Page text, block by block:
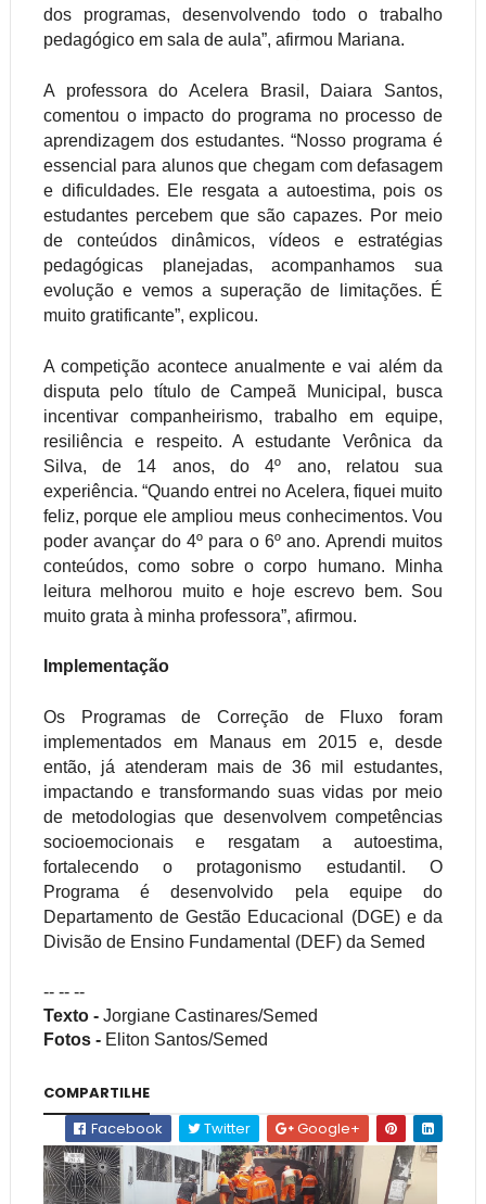
dos programas, desenvolvendo todo o trabalho
pedagógico em sala de aula”, afirmou Mariana.
A professora do Acelera Brasil, Daiara Santos,
comentou o impacto do programa no processo de
aprendizagem dos estudantes. “Nosso programa é
essencial para alunos que chegam com defasagem
e dificuldades. Ele resgata a autoestima, pois os
estudantes percebem que são capazes. Por meio
de conteúdos dinâmicos, vídeos e estratégias
pedagógicas planejadas, acompanhamos sua
evolução e vemos a superação de limitações. É
muito gratificante”, explicou.
A competição acontece anualmente e vai além da
disputa pelo título de Campeã Municipal, busca
incentivar companheirismo, trabalho em equipe,
resiliência e respeito. A estudante Verônica da
Silva, de 14 anos, do 4º ano, relatou sua
experiência. “Quando entrei no Acelera, fiquei muito
feliz, porque ele ampliou meus conhecimentos. Vou
poder avançar do 4º para o 6º ano. Aprendi muitos
conteúdos, como sobre o corpo humano. Minha
leitura melhorou muito e hoje escrevo bem. Sou
muito grata à minha professora”, afirmou.
Implementação
Os Programas de Correção de Fluxo foram
implementados em Manaus em 2015 e, desde
então, já atenderam mais de 36 mil estudantes,
impactando e transformando suas vidas por meio
de metodologias que desenvolvem competências
socioemocionais e resgatam a autoestima,
fortalecendo o protagonismo estudantil. O
Programa é desenvolvido pela equipe do
Departamento de Gestão Educacional (DGE) e da
Divisão de Ensino Fundamental (DEF) da Semed
-- -- --
Texto - Jorgiane Castinares/Semed
Fotos - Eliton Santos/Semed
COMPARTILHE
Facebook
Twitter Google+